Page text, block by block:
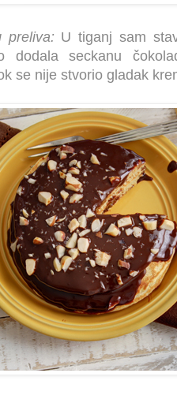
preliva: U tiganj sam
dodala seckanu
se nije stvorio gladak